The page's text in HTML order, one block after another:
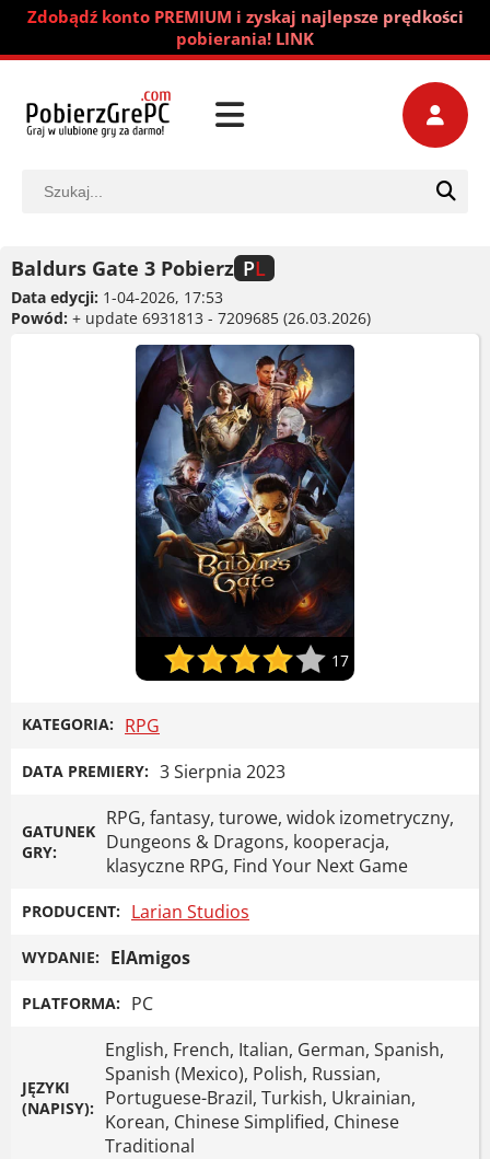
Zdobądź konto PREMIUM i zyskaj najlepsze prędkości
pobierania! LINK
Baldurs Gate 3 Pobierz PL
Data edycji: 1-04-2026, 17:53
Powód: + update 6931813 - 7209685 (26.03.2026)
17
KATEGORIA: RPG
DATA PREMIERY: 3 Sierpnia 2023
GATUNEK
GRY:
RPG, fantasy, turowe, widok izometryczny,
Dungeons & Dragons, kooperacja,
klasyczne RPG, Find Your Next Game
PRODUCENT: Larian Studios
WYDANIE: ElAmigos
PLATFORMA: PC
JĘZYKI
(NAPISY):
English, French, Italian, German, Spanish,
Spanish (Mexico), Polish, Russian,
Portuguese-Brazil, Turkish, Ukrainian,
Korean, Chinese Simplified, Chinese
Traditional